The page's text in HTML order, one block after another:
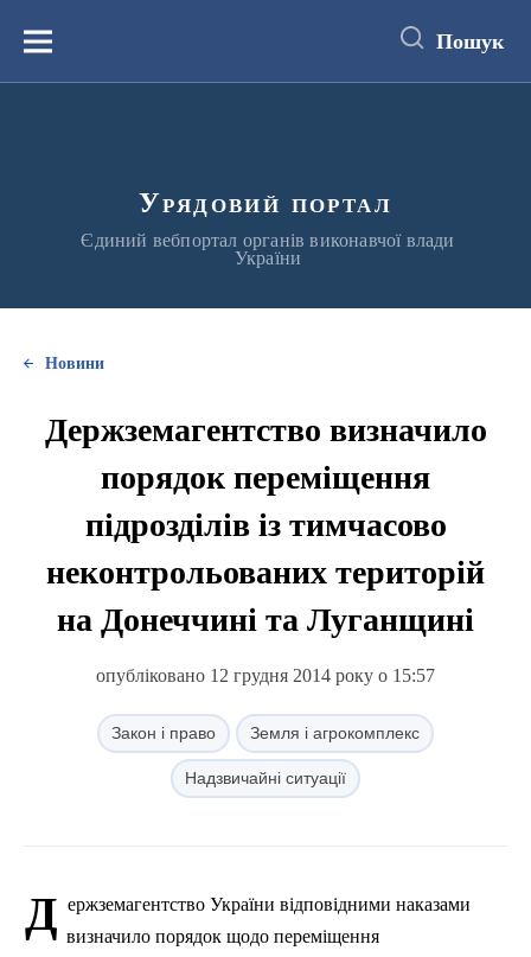
вмістуМеню Пошук
Урядовий портал
Єдиний вебпортал органів виконавчої влади
України
Новини
Держземагентство визначило
порядок переміщення
підрозділів із тимчасово
неконтрольованих територій
на Донеччині та Луганщині
опубліковано 12 грудня 2014 року о 15:57
Закон і право Земля і агрокомплекс
Надзвичайні ситуації
Д ержземагентство України відповідними наказами
визначило порядок щодо переміщення